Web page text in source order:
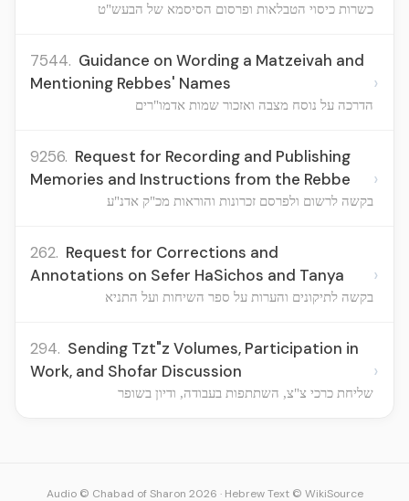
כשרות כיסוי הטבלאות ופרסום הסיסמא של הבעש"ט
7544. Guidance on Wording a Matzeivah and
Mentioning Rebbes' Names
הדרכה על נוסח מצבה ואזכור שמות אדמו"רים
›
9256. Request for Recording and Publishing
Memories and Instructions from the Rebbe
בקשה לרשום ולפרסם זכרונות והוראות מכ"ק אדנ"ע
›
262. Request for Corrections and
Annotations on Sefer HaSichos and Tanya
בקשה לתיקונים והערות על ספר השיחות ועל התניא
›
294. Sending Tzt"z Volumes, Participation in
Work, and Shofar Discussion
שליחת כרכי צ"צ, השתתפות בעבודה, ודיון בשופר
›
Audio © Chabad of Sharon 2026 · Hebrew Text © WikiSource